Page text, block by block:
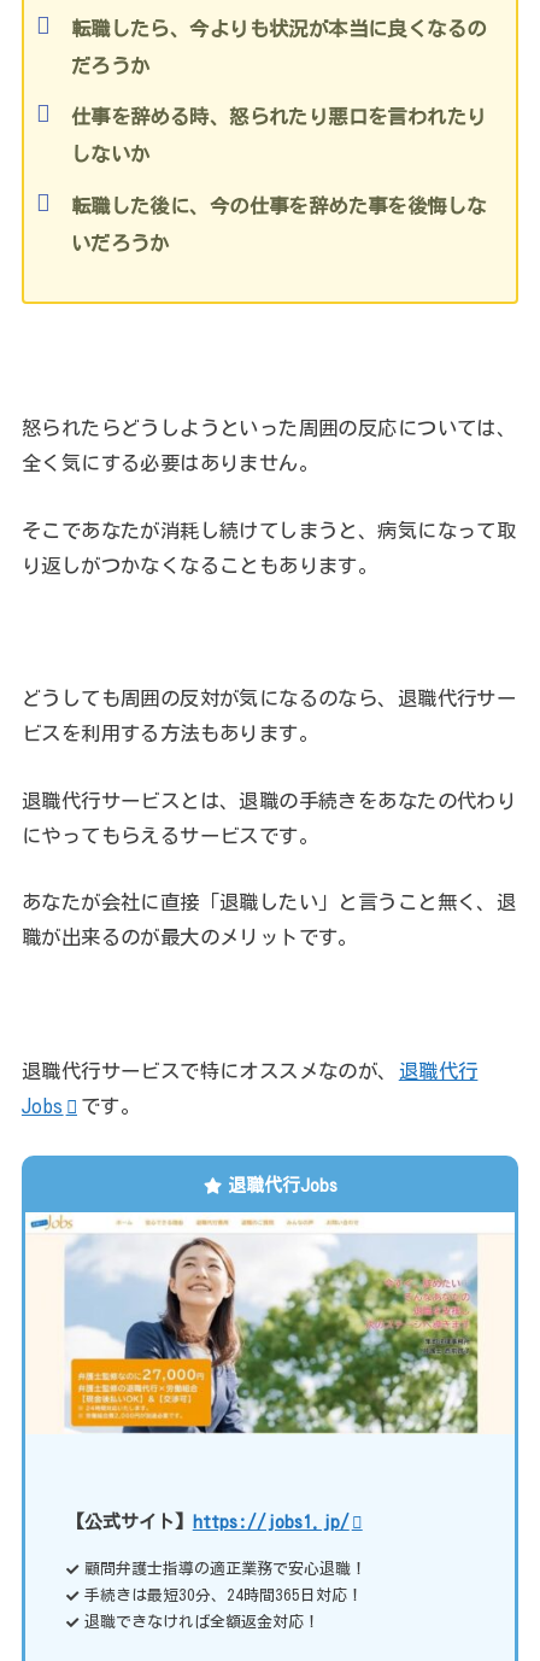
転職したら、今よりも状況が本当に良くなるの
だろうか
仕事を辞める時、怒られたり悪口を言われたり
しないか
転職した後に、今の仕事を辞めた事を後悔しな
いだろうか
怒られたらどうしようといった周囲の反応については、
全く気にする必要はありません。
そこであなたが消耗し続けてしまうと、病気になって取
り返しがつかなくなることもあります。
どうしても周囲の反対が気になるのなら、退職代行サー
ビスを利用する方法もあります。
退職代行サービスとは、退職の手続きをあなたの代わり
にやってもらえるサービスです。
あなたが会社に直接「退職したい」と言うこと無く、退
職が出来るのが最大のメリットです。
退職代行サービスで特にオススメなのが、 退職代行
Jobs
です。
退職代行Jobs
【公式サイト】 https://jobs1.jp/
顧問弁護士指導の適正業務で安心退職！
手続きは最短30分、24時間365日対応！
退職できなければ全額返金対応！